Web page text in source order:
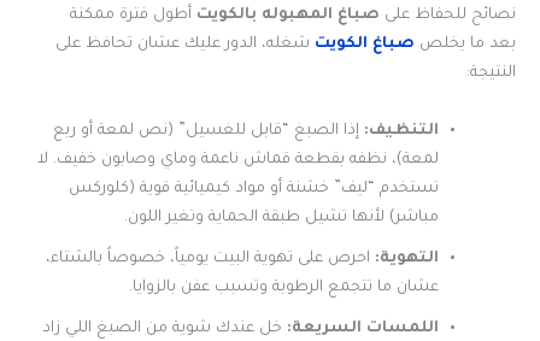
نصائح للحفاظ على صباغ المهبوله بالكويت أطول فترة ممكنة
بعد ما يخلص صباغ الكويت شغله، الدور عليك عشان تحافظ على
النتيجة:
التنظيف: إذا الصبغ “قابل للغسيل” (نص لمعة أو ربع
لمعة)، نظفه بقطعة قماش ناعمة وماي وصابون خفيف. لا
تستخدم “ليف” خشنة أو مواد كيميائية قوية (كلوركس
مباشر) لأنها تشيل طبقة الحماية وتغير اللون.
التهوية: احرص على تهوية البيت يومياً، خصوصاً بالشتاء،
عشان ما تتجمع الرطوبة وتسبب عفن بالزوايا.
اللمسات السريعة: خل عندك شوية من الصبغ اللي زاد